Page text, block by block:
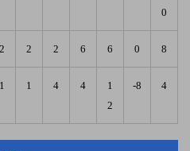
0
2 2 2 6 6 0 8
1 1 4 4
1
2
-8 4